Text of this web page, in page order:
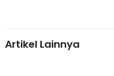
Artikel Lainnya